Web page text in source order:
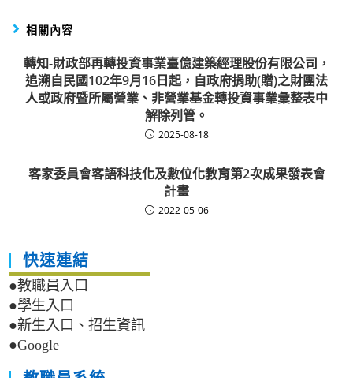
相關內容
轉知-財政部再轉投資事業臺億建築經理股份有限公司，
追溯自民國102年9月16日起，自政府捐助(贈)之財團法
人或政府暨所屬營業、非營業基金轉投資事業彙整表中
解除列管。
2025-08-18
客家委員會客語科技化及數位化教育第2次成果發表會
計畫
2022-05-06
快速連結
●教職員入口
●學生入口
●新生入口、招生資訊
●Google